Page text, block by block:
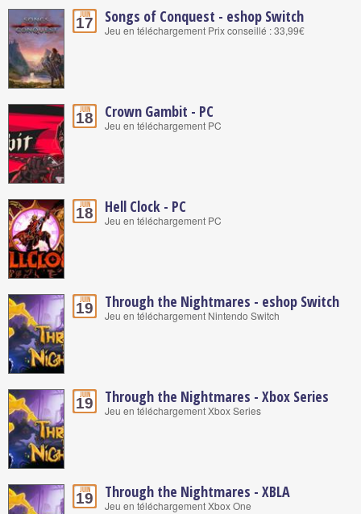
Juin
17 Songs of Conquest - eshop Switch
Jeu en téléchargement Prix conseillé : 33,99€
Juin
18 Crown Gambit - PC
Jeu en téléchargement PC
Juin
18 Hell Clock - PC
Jeu en téléchargement PC
Juin
19 Through the Nightmares - eshop Switch
Jeu en téléchargement Nintendo Switch
Juin
19 Through the Nightmares - Xbox Series
Jeu en téléchargement Xbox Series
Juin
19 Through the Nightmares - XBLA
Jeu en téléchargement Xbox One